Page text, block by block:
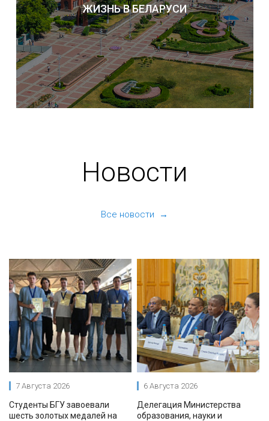
ЖИЗНЬ В БЕЛАРУСИ
Новости
Все новости →
7 Августа 2026
Студенты БГУ завоевали
шесть золотых медалей на
6 Августа 2026
Делегация Министерства
образования, науки и